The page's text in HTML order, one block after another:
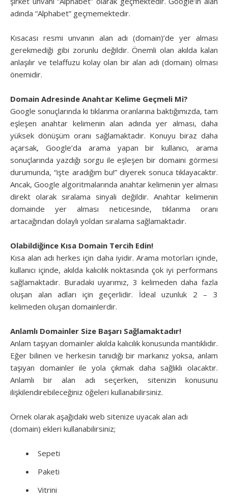
adında “Alphabet” geçmemektedir.
Kısacası resmi unvanın alan adı (domain)’de yer alması
gerekmediği gibi zorunlu değildir. Önemli olan akılda kalan
anlaşılır ve telaffuzu kolay olan bir alan adı (domain) olması
önemidir.
Domain Adresinde Anahtar Kelime Geçmeli Mi?
Google sonuçlarında ki tıklanma oranlarına baktığımızda, tam
eşleşen anahtar kelimenin alan adında yer alması, daha
yüksek dönüşüm oranı sağlamaktadır. Konuyu biraz daha
açarsak, Google’da arama yapan bir kullanıcı, arama
sonuçlarında yazdığı sorgu ile eşleşen bir domaini görmesi
durumunda, “işte aradığım bu!” diyerek sonuca tıklayacaktır.
Ancak, Google algoritmalarında anahtar kelimenin yer alması
direkt olarak sıralama sinyali değildir. Anahtar kelimenin
domainde yer alması neticesinde, tıklanma oranı
artacağından dolaylı yoldan sıralama sağlamaktadır.
Olabildiğince Kısa Domain Tercih Edin!
Kısa alan adı herkes için daha iyidir. Arama motorları içinde,
kullanıcı içinde, akılda kalıcılık noktasında çok iyi performans
sağlamaktadır. Buradaki uyarımız, 3 kelimeden daha fazla
oluşan alan adları için geçerlidir. İdeal uzunluk 2 – 3
kelimeden oluşan domainlerdir.
Anlamlı Domainler Size Başarı Sağlamaktadır!
Anlam taşıyan domainler akılda kalıcılık konusunda mantıklıdır.
Eğer bilinen ve herkesin tanıdığı bir markanız yoksa, anlam
taşıyan domainler ile yola çıkmak daha sağlıklı olacaktır.
Anlamlı bir alan adı seçerken, sitenizin konusunu
ilişkilendirebileceğiniz öğeleri kullanabilirsiniz.
Örnek olarak aşağıdaki web sitenize uyacak alan adı
(domain) ekleri kullanabilirsiniz;
Sepeti
Paketi
Vitrini